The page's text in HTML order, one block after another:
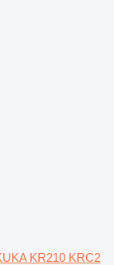
KR210 KRC2